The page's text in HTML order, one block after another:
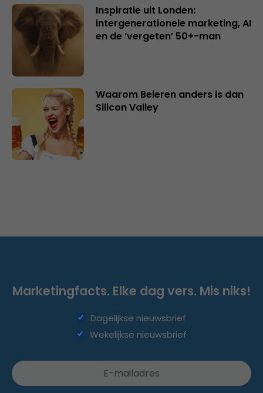
Inspiratie uit Londen:
intergenerationele marketing, AI
en de ‘vergeten’ 50+-man
Waarom Beieren anders is dan
Silicon Valley
Marketingfacts. Elke dag vers. Mis niks!
Dagelijkse nieuwsbrief
Wekelijkse nieuwsbrief